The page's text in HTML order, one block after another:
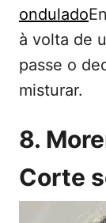
ondulado
à volta de
passe o
misturar.
8.
Corte